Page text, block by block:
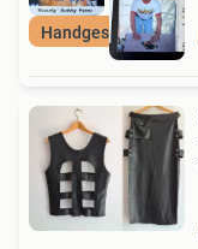
Handgesigneerd!